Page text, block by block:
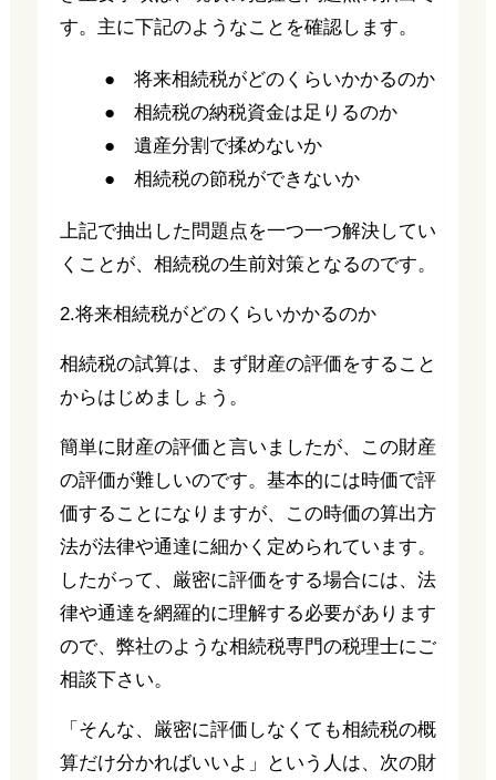
す。主に下記のようなことを確認します。
● 将来相続税がどのくらいかかるのか
● 相続税の納税資金は足りるのか
● 遺産分割で揉めないか
● 相続税の節税ができないか
上記で抽出した問題点を一つ一つ解決してい
くことが、相続税の生前対策となるのです。
2.将来相続税がどのくらいかかるのか
相続税の試算は、まず財産の評価をすること
からはじめましょう。
簡単に財産の評価と言いましたが、この財産
の評価が難しいのです。基本的には時価で評
価することになりますが、この時価の算出方
法が法律や通達に細かく定められています。
したがって、厳密に評価をする場合には、法
律や通達を網羅的に理解する必要があります
ので、弊社のような相続税専門の税理士にご
相談下さい。
「そんな、厳密に評価しなくても相続税の概
算だけ分かればいいよ」という人は、次の財